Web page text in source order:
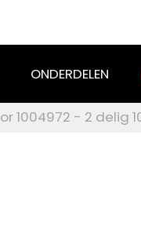
ONDERDELEN
1004972 - 2 delig